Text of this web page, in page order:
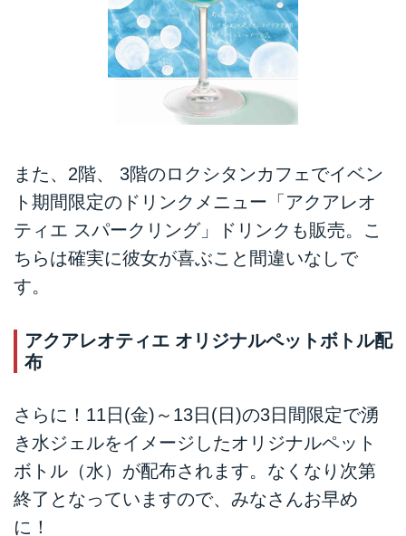
また、2階、 3階のロクシタンカフェでイベン
ト期間限定のドリンクメニュー「アクアレオ
ティエ スパークリング」ドリンクも販売。こ
ちらは確実に彼女が喜ぶこと間違いなしで
す。
アクアレオティエ オリジナルペットボトル配
布
さらに！11日(金)～13日(日)の3日間限定で湧
き水ジェルをイメージしたオリジナルペット
ボトル（水）が配布されます。なくなり次第
終了となっていますので、みなさんお早め
に！